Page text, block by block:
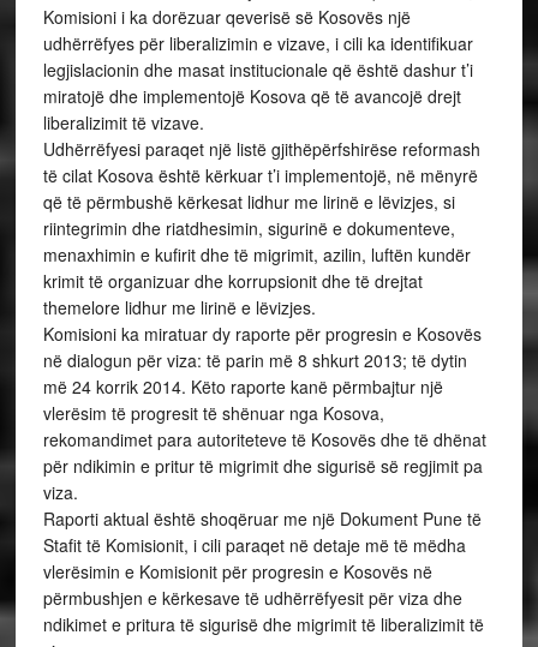
Komisioni i ka dorëzuar qeverisë së Kosovës një
udhërrëfyes për liberalizimin e vizave, i cili ka identifikuar
legjislacionin dhe masat institucionale që është dashur t’i
miratojë dhe implementojë Kosova që të avancojë drejt
liberalizimit të vizave.
Udhërrëfyesi paraqet një listë gjithëpërfshirëse reformash
të cilat Kosova është kërkuar t’i implementojë, në mënyrë
që të përmbushë kërkesat lidhur me lirinë e lëvizjes, si
riintegrimin dhe riatdhesimin, sigurinë e dokumenteve,
menaxhimin e kufirit dhe të migrimit, azilin, luftën kundër
krimit të organizuar dhe korrupsionit dhe të drejtat
themelore lidhur me lirinë e lëvizjes.
Komisioni ka miratuar dy raporte për progresin e Kosovës
në dialogun për viza: të parin më 8 shkurt 2013; të dytin
më 24 korrik 2014. Këto raporte kanë përmbajtur një
vlerësim të progresit të shënuar nga Kosova,
rekomandimet para autoriteteve të Kosovës dhe të dhënat
për ndikimin e pritur të migrimit dhe sigurisë së regjimit pa
viza.
Raporti aktual është shoqëruar me një Dokument Pune të
Stafit të Komisionit, i cili paraqet në detaje më të mëdha
vlerësimin e Komisionit për progresin e Kosovës në
përmbushjen e kërkesave të udhërrëfyesit për viza dhe
ndikimet e pritura të sigurisë dhe migrimit të liberalizimit të